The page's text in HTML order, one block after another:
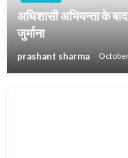
अधिशासी अभियन्ता के
जुर्माना
prashant sharma